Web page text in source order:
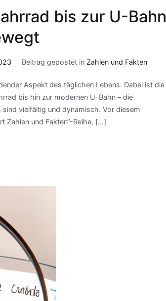
bis zur U-Bahn
Beitrag gepostet inZahlen und Fakten
Aspekt des täglichen Lebens. Dabei ist die
bis hin zur modernen U-Bahn – die
vielfältig und dynamisch. Vor diesem
Zahlen und Fakten“-Reihe, […]